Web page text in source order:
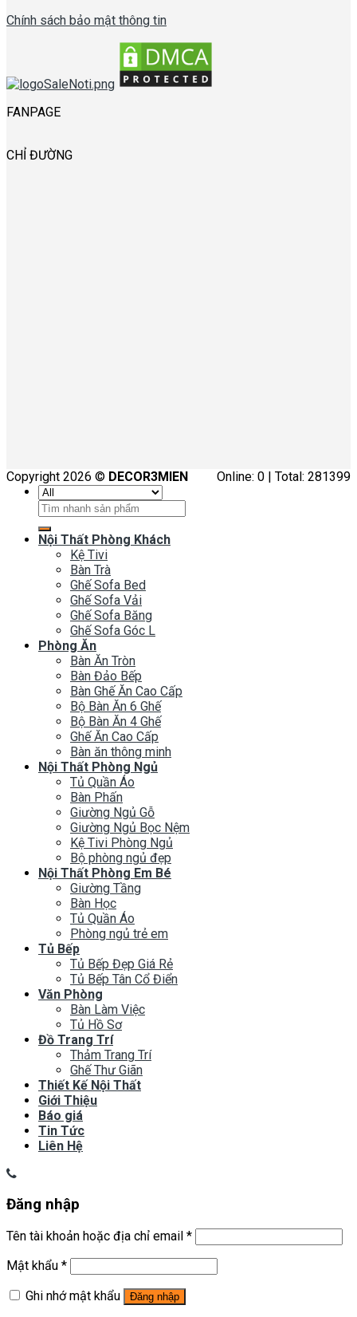
Chính sách bảo mật thông tin
FANPAGE
CHỈ ĐƯỜNG
Online: 0 | Total: 281399
Copyright 2026 © DECOR3MIEN
Tìm
kiếm:
Nội Thất Phòng Khách
Kệ Tivi
Bàn Trà
Ghế Sofa Bed
Ghế Sofa Vải
Ghế Sofa Băng
Ghế Sofa Góc L
Phòng Ăn
Bàn Ăn Tròn
Bàn Đảo Bếp
Bàn Ghế Ăn Cao Cấp
Bộ Bàn Ăn 6 Ghế
Bộ Bàn Ăn 4 Ghế
Ghế Ăn Cao Cấp
Bàn ăn thông minh
Nội Thất Phòng Ngủ
Tủ Quần Áo
Bàn Phấn
Giường Ngủ Gỗ
Giường Ngủ Bọc Nệm
Kệ Tivi Phòng Ngủ
Bộ phòng ngủ đẹp
Nội Thất Phòng Em Bé
Giường Tầng
Bàn Học
Tủ Quần Áo
Phòng ngủ trẻ em
Tủ Bếp
Tủ Bếp Đẹp Giá Rẻ
Tủ Bếp Tân Cổ Điển
Văn Phòng
Bàn Làm Việc
Tủ Hồ Sơ
Đồ Trang Trí
Thảm Trang Trí
Ghế Thư Giãn
Thiết Kế Nội Thất
Giới Thiệu
Báo giá
Tin Tức
Liên Hệ
Đăng nhập
Tên tài khoản hoặc địa chỉ email *
Mật khẩu *
Ghi nhớ mật khẩu
Đăng nhập